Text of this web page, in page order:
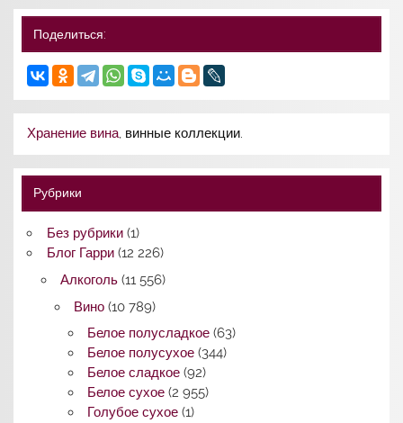
Поделиться:
Хранение вина, винные коллекции.
Рубрики
Без рубрики(1)
Блог Гарри(12 226)
Алкоголь(11 556)
Вино(10 789)
Белое полусладкое (63)
Белое полусухое (344)
Белое сладкое (92)
Белое сухое (2 955)
Голубое сухое (1)